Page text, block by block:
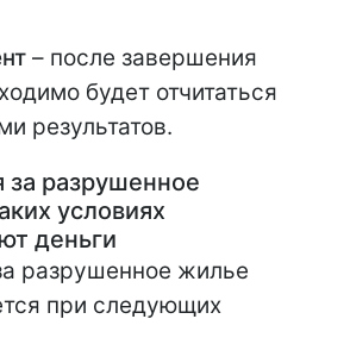
– после завершения
будет отчитаться
результатов.
за разрушенное
условиях
деньги
разрушенное жилье
при следующих